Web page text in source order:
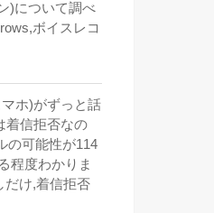
)について調べ
ボイスレコ
ホ)がずっと話
着信拒否なの
の可能性が114
程度わかりま
だけ,着信拒否